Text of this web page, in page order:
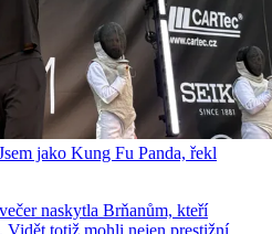
jako Kung Fu Panda, řekl
naskytla Brňanům, kteří